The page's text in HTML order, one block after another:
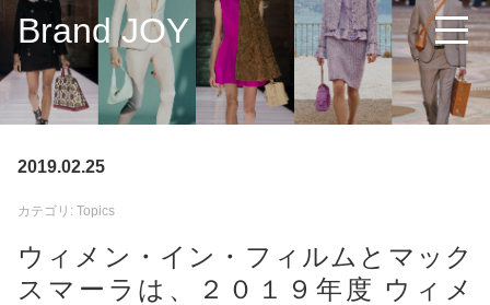
Brand JOY
2019.02.25
カテゴリ: Topics
ウィメン・イン・フィルムとマック
スマーラは、２０１９年度 ウィメ